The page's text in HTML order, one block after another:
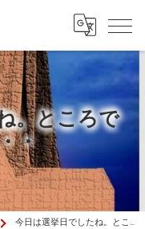
。ところで
・
今日は選挙日でしたね。ところでカイロは・・・